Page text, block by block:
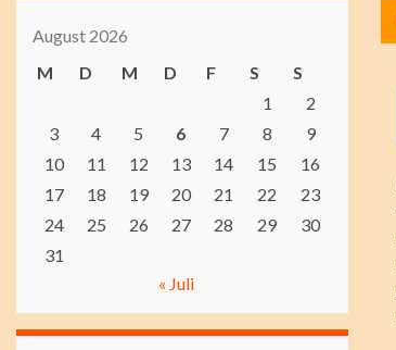
August 2026
M
D M D F S
S
1
2
3
4 5 6 7 8
9
10
11 12 13 14 15
16
17
18 19 20 21 22
23
24
25 26 27 28 29
30
31
« Juli